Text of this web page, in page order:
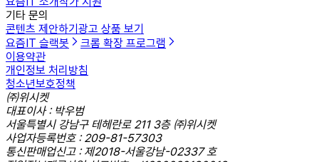
기타 문의
콘텐츠 제안하기광고 상품 보기
요즘IT 슬랙봇
크롬 확장 프로그램
이용약관
개인정보 처리방침
청소년보호정책
㈜위시켓
대표이사 : 박우범
서울특별시 강남구 테헤란로 211 3층 ㈜위시켓
사업자등록번호 : 209-81-57303
통신판매업신고 : 제2018-서울강남-02337 호